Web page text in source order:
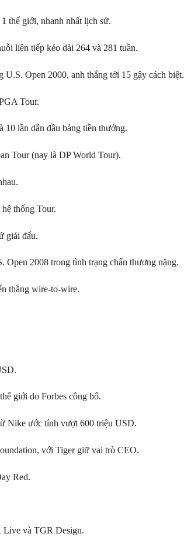
thế giới, nhanh nhất lịch sử.
liên tiếp kéo dài 264 và 281 tuần.
Open 2000, anh thắng tới 15 gậy cách biệt.
Tour.
10 lần dẫn đầu bảng tiền thưởng.
Tour (nay là DP World Tour).
thống Tour.
giải đấu.
Open 2008 trong tình trạng chấn thương nặng.
thắng wire-to-wire.
giới do Forbes công bố.
Nike ước tính vượt 600 triệu USD.
với Tiger giữ vai trò CEO.
Red.
Live và TGR Design.